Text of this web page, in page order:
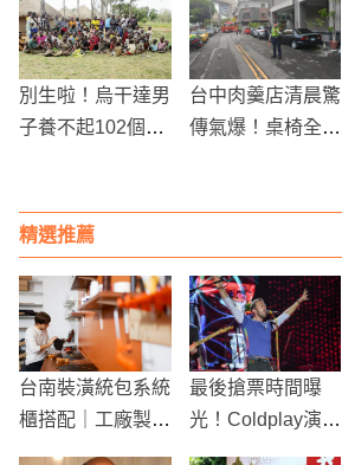
亂
又被爆同時「收服
軍官＋富商」惹議
別生啦！烏干達男
子養不起102個孩
台中肉羹店清晨驚
傳氣爆！桌椅全炸
精選推薦
台南裝潢統包系統
櫃搭配｜工廠製作
最後搶票時間曝
光！Coldplay演唱